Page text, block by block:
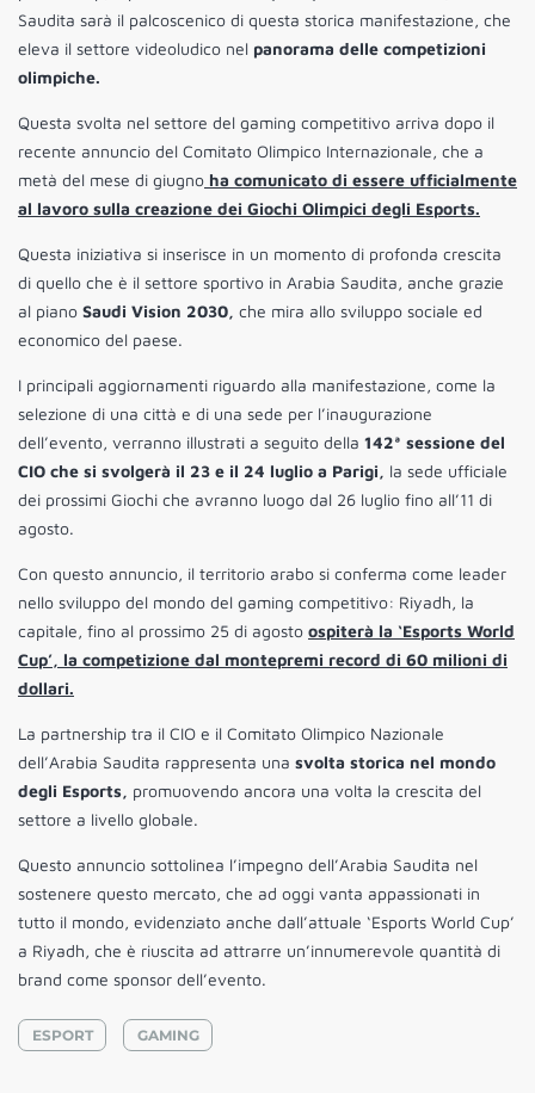
Saudita sarà il palcoscenico di questa storica manifestazione, che
eleva il settore videoludico nel panorama delle competizioni
olimpiche.
Questa svolta nel settore del gaming competitivo arriva dopo il
recente annuncio del Comitato Olimpico Internazionale, che a
metà del mese di giugno ha comunicato di essere ufficialmente
al lavoro sulla creazione dei Giochi Olimpici degli Esports.
Questa iniziativa si inserisce in un momento di profonda crescita
di quello che è il settore sportivo in Arabia Saudita, anche grazie
al piano Saudi Vision 2030, che mira allo sviluppo sociale ed
economico del paese.
I principali aggiornamenti riguardo alla manifestazione, come la
selezione di una città e di una sede per l’inaugurazione
dell’evento, verranno illustrati a seguito della 142ª sessione del
CIO che si svolgerà il 23 e il 24 luglio a Parigi, la sede ufficiale
dei prossimi Giochi che avranno luogo dal 26 luglio fino all’11 di
agosto.
Con questo annuncio, il territorio arabo si conferma come leader
nello sviluppo del mondo del gaming competitivo: Riyadh, la
capitale, fino al prossimo 25 di agosto ospiterà la ‘Esports World
Cup’, la competizione dal montepremi record di 60 milioni di
dollari.
La partnership tra il CIO e il Comitato Olimpico Nazionale
dell’Arabia Saudita rappresenta una svolta storica nel mondo
degli Esports, promuovendo ancora una volta la crescita del
settore a livello globale.
Questo annuncio sottolinea l’impegno dell’Arabia Saudita nel
sostenere questo mercato, che ad oggi vanta appassionati in
tutto il mondo, evidenziato anche dall’attuale ‘Esports World Cup’
a Riyadh, che è riuscita ad attrarre un’innumerevole quantità di
brand come sponsor dell’evento.
ESPORT GAMING